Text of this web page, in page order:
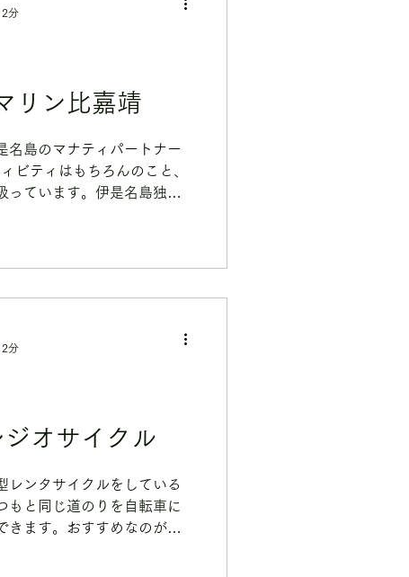
・Yマリン比嘉靖
名島のマナティパートナー
ビティはもちろんのこと、
ています。伊是名島独自
2分
オサイクル
レンタサイクルをしている
もと同じ道のりを自転車に
ます。おすすめなのがサ
2分